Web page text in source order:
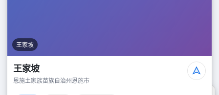
王家坡
王家坡
恩施土家族苗族自治州恩施市